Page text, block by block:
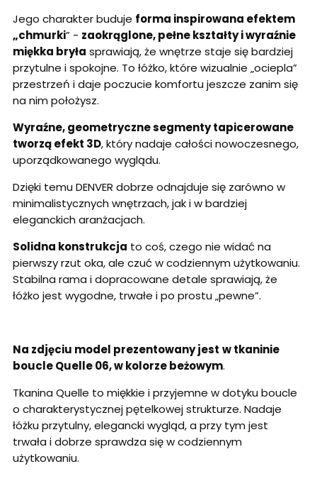
Jego charakter buduje forma inspirowana efektem
„chmurki” - zaokrąglone, pełne kształty i wyraźnie
miękka bryła sprawiają, że wnętrze staje się bardziej
przytulne i spokojne. To łóżko, które wizualnie „ociepla”
przestrzeń i daje poczucie komfortu jeszcze zanim się
na nim położysz.
Wyraźne, geometryczne segmenty tapicerowane
tworzą efekt 3D, który nadaje całości nowoczesnego,
uporządkowanego wyglądu.
Dzięki temu DENVER dobrze odnajduje się zarówno w
minimalistycznych wnętrzach, jak i w bardziej
eleganckich aranżacjach.
Solidna konstrukcja to coś, czego nie widać na
pierwszy rzut oka, ale czuć w codziennym użytkowaniu.
Stabilna rama i dopracowane detale sprawiają, że
łóżko jest wygodne, trwałe i po prostu „pewne”.
Na zdjęciu model prezentowany jest w tkaninie
boucle Quelle 06, w kolorze beżowym.
Tkanina Quelle to miękkie i przyjemne w dotyku boucle
o charakterystycznej pętelkowej strukturze. Nadaje
łóżku przytulny, elegancki wygląd, a przy tym jest
trwała i dobrze sprawdza się w codziennym
użytkowaniu.